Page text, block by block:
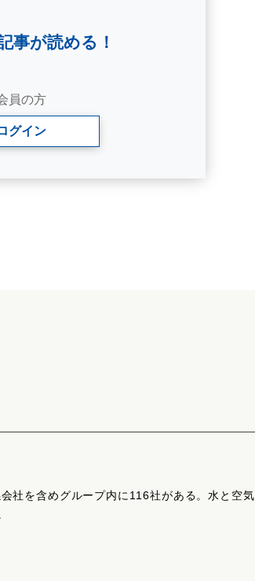
事が読める！
員の方
グイン
社を含めグループ内に116社がある。水と空気